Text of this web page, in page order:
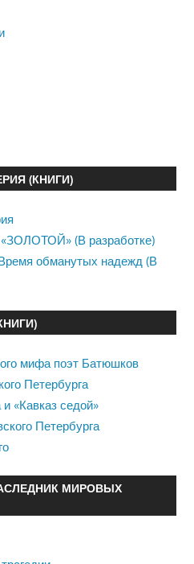
(КНИГИ)
«ЗОЛОТОЙ» (В разработке)
обманутых надежд (В
мифа поэт Батюшков
Петербурга
«Кавказ седой»
Петербурга
МИРОВЫХ